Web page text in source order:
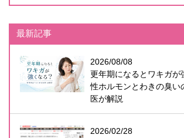
最新記事
2026/08/08
更年期になるとワキガが
性ホルモンとわきの臭い
医が解説
2026/02/28